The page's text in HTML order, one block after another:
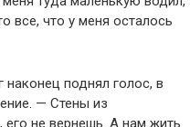
все, что у меня осталось
поднял голос, в
— Стены из
его не вернешь. А нам жить